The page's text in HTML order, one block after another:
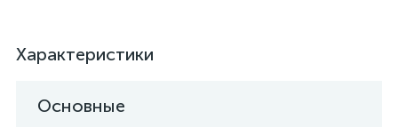
Характеристики
Основные